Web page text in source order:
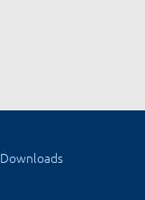
Downloads